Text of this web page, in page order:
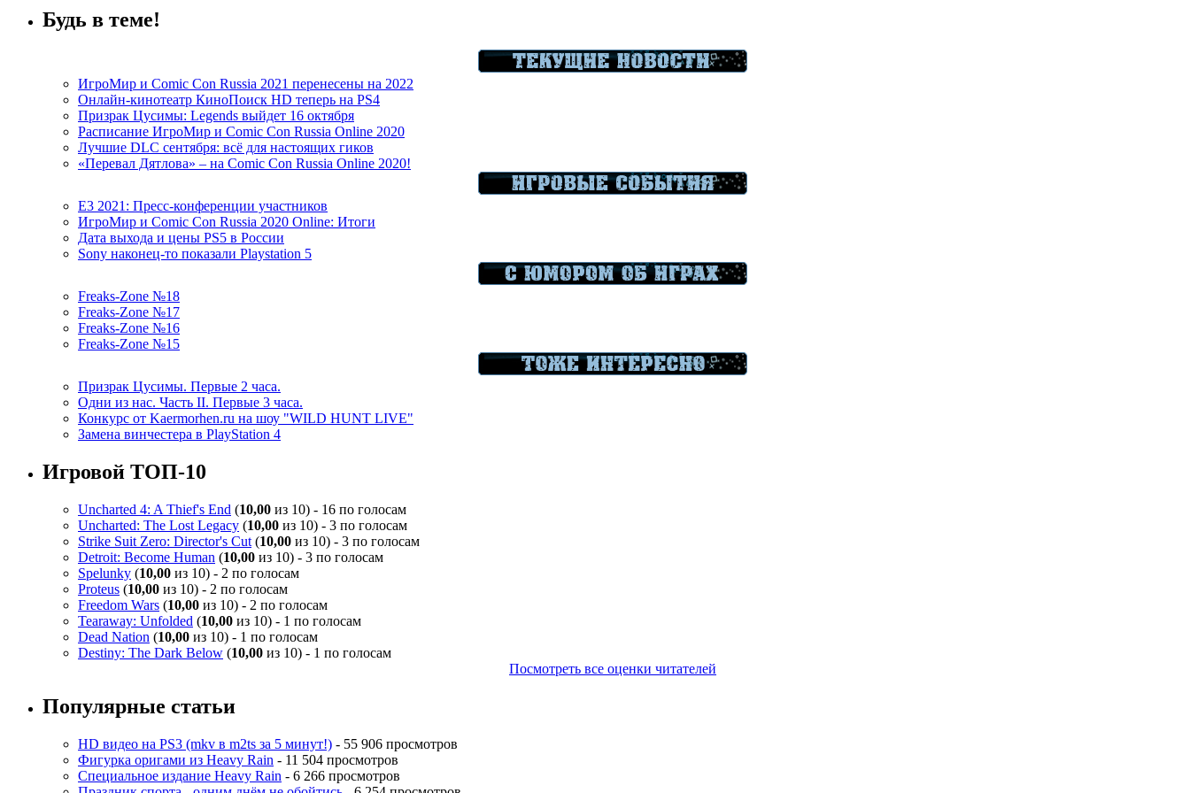
Будь в теме!
ИгроМир и Comic Con Russia 2021 перенесены на 2022
Онлайн-кинотеатр КиноПоиск HD теперь на PS4
Призрак Цусимы: Legends выйдет 16 октября
Расписание ИгроМир и Comic Con Russia Online 2020
Лучшие DLC сентября: всё для настоящих гиков
«Перевал Дятлова» – на Comic Con Russia Online 2020!
E3 2021: Пресс-конференции участников
ИгроМир и Comic Con Russia 2020 Online: Итоги
Дата выхода и цены PS5 в России
Sony наконец-то показали Playstation 5
Freaks-Zone №18
Freaks-Zone №17
Freaks-Zone №16
Freaks-Zone №15
Призрак Цусимы. Первые 2 часа.
Одни из нас. Часть II. Первые 3 часа.
Конкурс от Kaermorhen.ru на шоу "WILD HUNT LIVE"
Замена винчестера в PlayStation 4
Игровой ТОП-10
Uncharted 4: A Thief's End (10,00 из 10) - 16 по голосам
Uncharted: The Lost Legacy (10,00 из 10) - 3 по голосам
Strike Suit Zero: Director's Cut (10,00 из 10) - 3 по голосам
Detroit: Become Human (10,00 из 10) - 3 по голосам
Spelunky (10,00 из 10) - 2 по голосам
Proteus (10,00 из 10) - 2 по голосам
Freedom Wars (10,00 из 10) - 2 по голосам
Tearaway: Unfolded (10,00 из 10) - 1 по голосам
Dead Nation (10,00 из 10) - 1 по голосам
Destiny: The Dark Below (10,00 из 10) - 1 по голосам
Посмотреть все оценки читателей
Популярные статьи
HD видео на PS3 (mkv в m2ts за 5 минут!) - 55 906 просмотров
Фигурка оригами из Heavy Rain - 11 504 просмотров
Специальное издание Heavy Rain - 6 266 просмотров